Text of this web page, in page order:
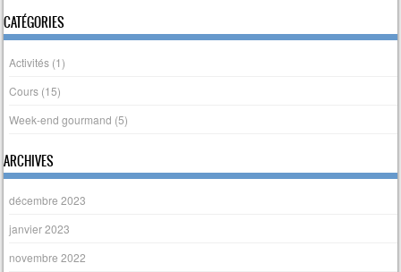
CATÉGORIES
Activités (1)
Cours (15)
Week-end gourmand (5)
ARCHIVES
décembre 2023
janvier 2023
novembre 2022